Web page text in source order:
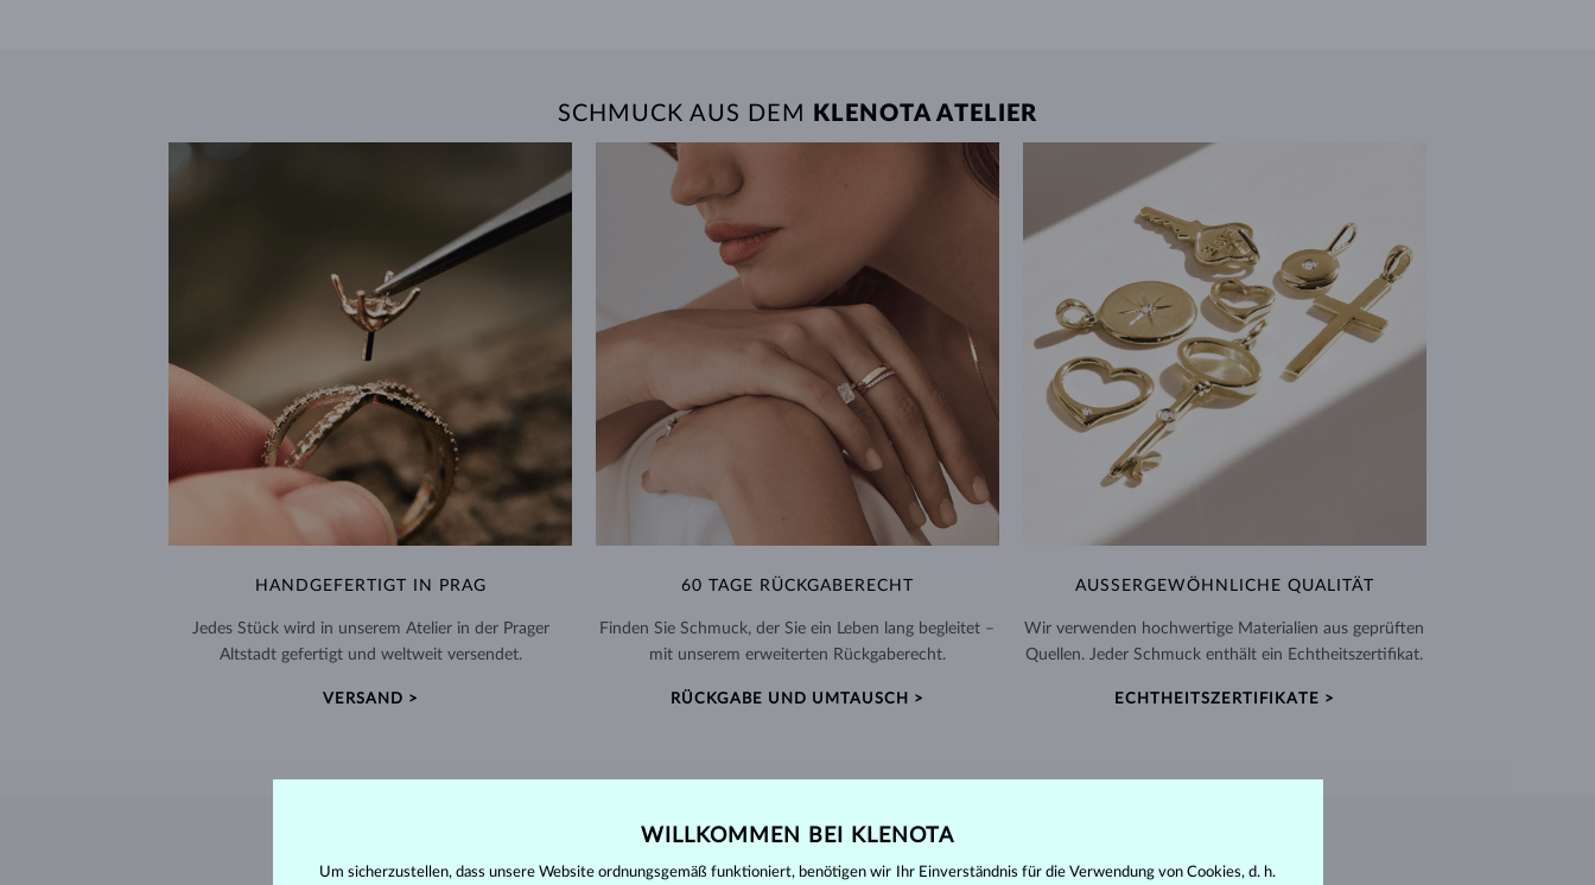
SCHMUCK AUS DEM KLENOTA ATELIER
HANDGEFERTIGT IN PRAG
Jedes Stück wird in unserem Atelier in der Prager
Altstadt gefertigt und weltweit versendet.
VERSAND >
60 TAGE RÜCKGABERECHT
Finden Sie Schmuck, der Sie ein Leben lang begleitet –
mit unserem erweiterten Rückgaberecht.
RÜCKGABE UND UMTAUSCH >
AUSSERGEWÖHNLICHE QUALITÄT
Wir verwenden hochwertige Materialien aus geprüften
Quellen. Jeder Schmuck enthält ein Echtheitszertifikat.
ECHTHEITSZERTIFIKATE >
PERLEN SCHMUCK
WILLKOMMEN BEI KLENOTA
Um sicherzustellen, dass unsere Website ordnungsgemäß funktioniert, benötigen wir Ihr Einverständnis für die Verwendung von Cookies, d. h.